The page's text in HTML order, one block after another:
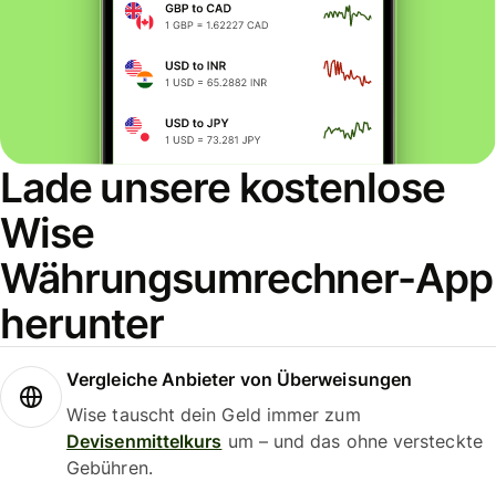
Lade unsere kostenlose
Wise
Währungsumrechner-App
herunter
Vergleiche Anbieter von Überweisungen
Wise tauscht dein Geld immer zum
Devisenmittelkurs um – und das ohne versteckte
Gebühren.